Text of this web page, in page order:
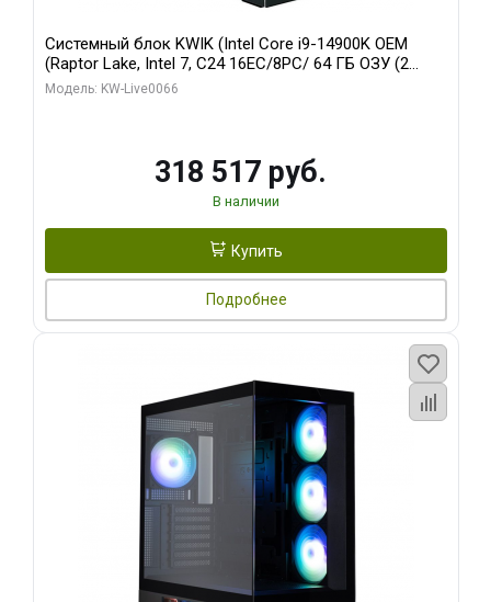
Системный блок KWIK (Intel Core i9-14900K OEM
(Raptor Lake, Intel 7, C24 16EC/8PC/ 64 ГБ ОЗУ (2
модуля)/ Gigabyte RTX5080 XTREME WATERFORCE
Модель: KW-Live0066
318 517 руб.
В наличии
Купить
Подробнее